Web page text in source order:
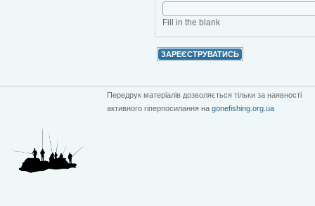
Fill in the blank
Передрук матеріалів дозволяється тільки за наявності
активного гіперпосилання на gonefishing.org.ua